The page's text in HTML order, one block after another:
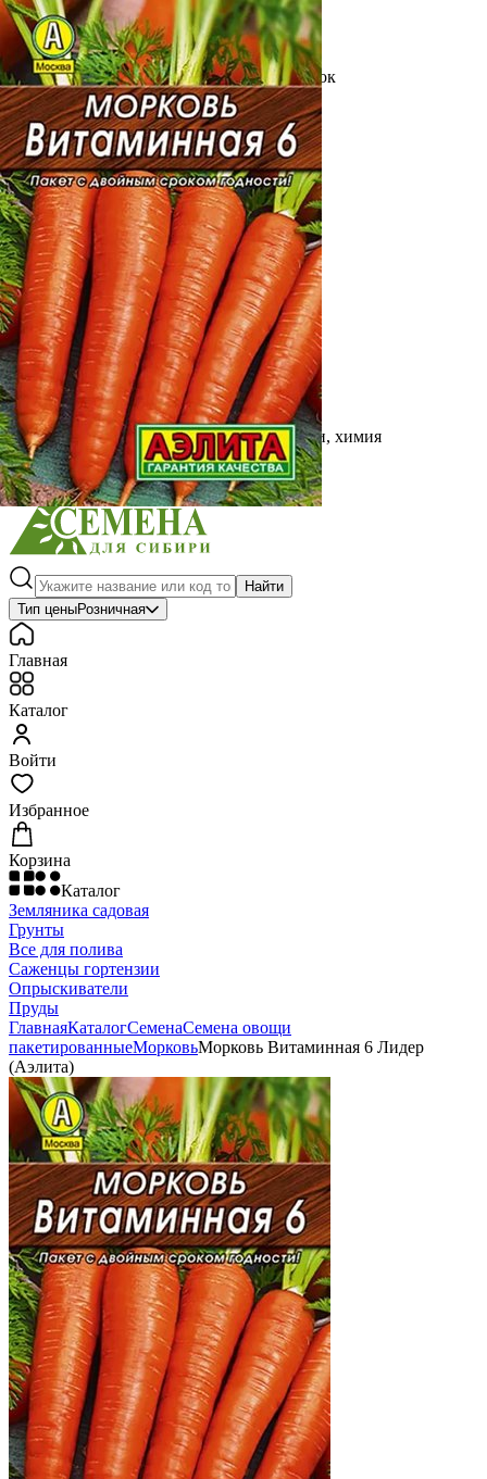
Выберите город
Обратный звонокЗаказать обратный звонок
Каталог
Семена
Грунты
Газонные травы, сидераты
Горшки, рассадники, аксессуары
Посадочный материал
Садовый инструмент, инвентарь
Консервирование
Средства защиты, удобрения, добавки, химия
Обустройство сада, декор
Найти
Тип ценыРозничная
Главная
Каталог
Войти
Избранное
Корзина
Каталог
Земляника садовая
Грунты
Все для полива
Саженцы гортензии
Опрыскиватели
Пруды
ГлавнаяКаталогСеменаСемена овощи
пакетированныеМорковьМорковь Витаминная 6 Лидер
(Аэлита)